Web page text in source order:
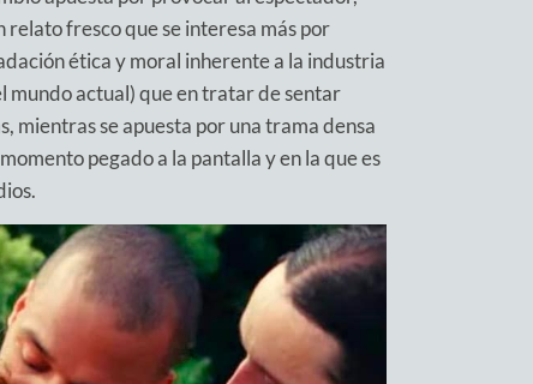
fresco que se interesa más por
ética y moral inherente a la industria
actual) que en tratar de sentar
mientras se apuesta por una trama densa
pegado a la pantalla y en la que es